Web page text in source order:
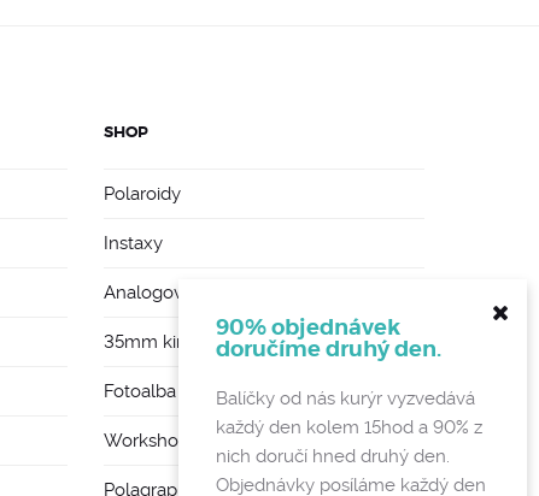
SHOP
Polaroidy
Instaxy
Analogové foťáky
35mm kinofilmy
Fotoalba a rámy
Workshopy
Polagraph Mates
90% objednávek
doručíme druhý den.
Balíčky od nás kurýr vyzvedává
každý den kolem 15hod a 90% z
nich doručí hned druhý den.
Objednávky posíláme každý den